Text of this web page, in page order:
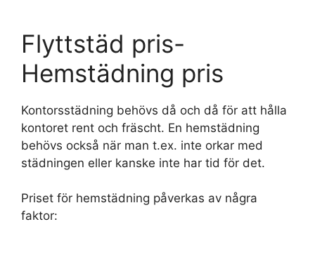
Flyttstäd pris-
Hemstädning pris
Kontorsstädning behövs då och då för att hålla
kontoret rent och fräscht. En hemstädning
behövs också när man t.ex. inte orkar med
städningen eller kanske inte har tid för det.
Priset för hemstädning påverkas av några
faktor: